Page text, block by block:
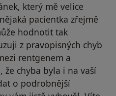
který mě velice
pacientka zřejmě
hodnotit tak
z pravopisných chyb
rentgenem a
že chyba byla i na vaší
o podrobnější